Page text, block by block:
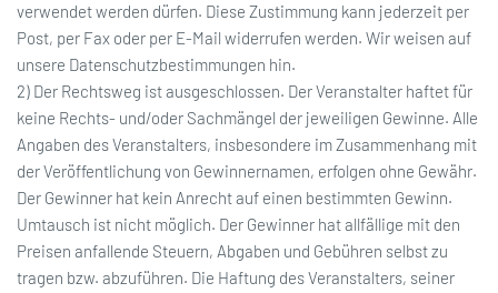
verwendet werden dürfen. Diese Zustimmung kann jederzeit per
Post, per Fax oder per E-Mail widerrufen werden. Wir weisen auf
unsere Datenschutzbestimmungen hin.
2) Der Rechtsweg ist ausgeschlossen. Der Veranstalter haftet für
keine Rechts- und/oder Sachmängel der jeweiligen Gewinne. Alle
Angaben des Veranstalters, insbesondere im Zusammenhang mit
der Veröffentlichung von Gewinnernamen, erfolgen ohne Gewähr.
Der Gewinner hat kein Anrecht auf einen bestimmten Gewinn.
Umtausch ist nicht möglich. Der Gewinner hat allfällige mit den
Preisen anfallende Steuern, Abgaben und Gebühren selbst zu
tragen bzw. abzuführen. Die Haftung des Veranstalters, seiner